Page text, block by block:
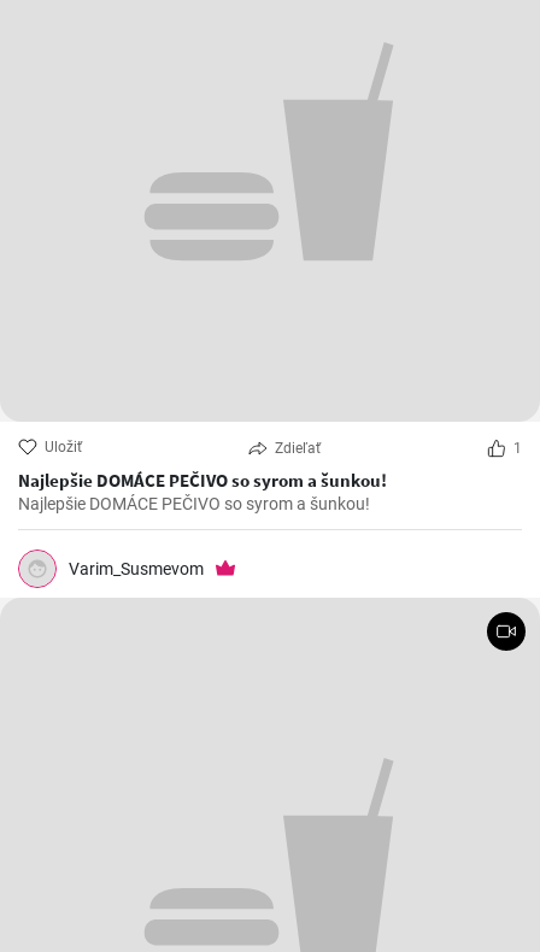
Uložiť Zdieľať 1
Najlepšie DOMÁCE PEČIVO so syrom a šunkou!
Najlepšie DOMÁCE PEČIVO so syrom a šunkou!
Varim_Susmevom